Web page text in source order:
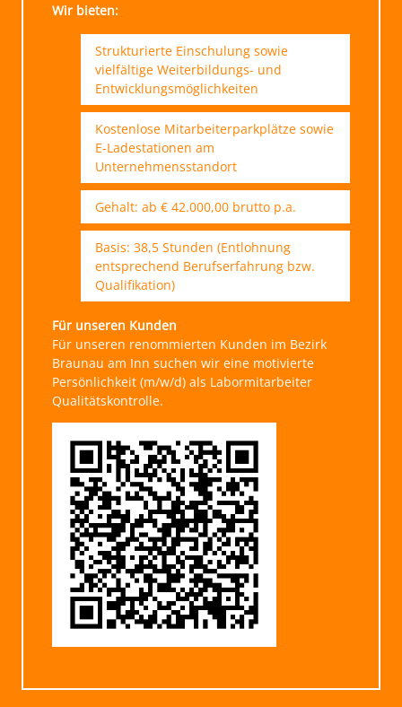
Wir bieten:
Strukturierte Einschulung sowie
vielfältige Weiterbildungs- und
Entwicklungsmöglichkeiten
Kostenlose Mitarbeiterparkplätze sowie
E-Ladestationen am
Unternehmensstandort
Gehalt: ab € 42.000,00 brutto p.a.
Basis: 38,5 Stunden (Entlohnung
entsprechend Berufserfahrung bzw.
Qualifikation)
Für unseren Kunden
Für unseren renommierten Kunden im Bezirk
Braunau am Inn suchen wir eine motivierte
Persönlichkeit (m/w/d) als Labormitarbeiter
Qualitätskontrolle.